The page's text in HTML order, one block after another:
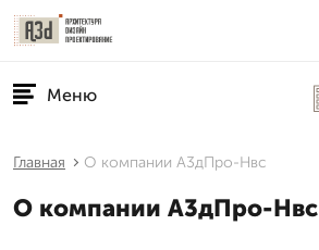
Меню
Главная О компании А3дПро-Нвс
О компании А3дПро-Нвс